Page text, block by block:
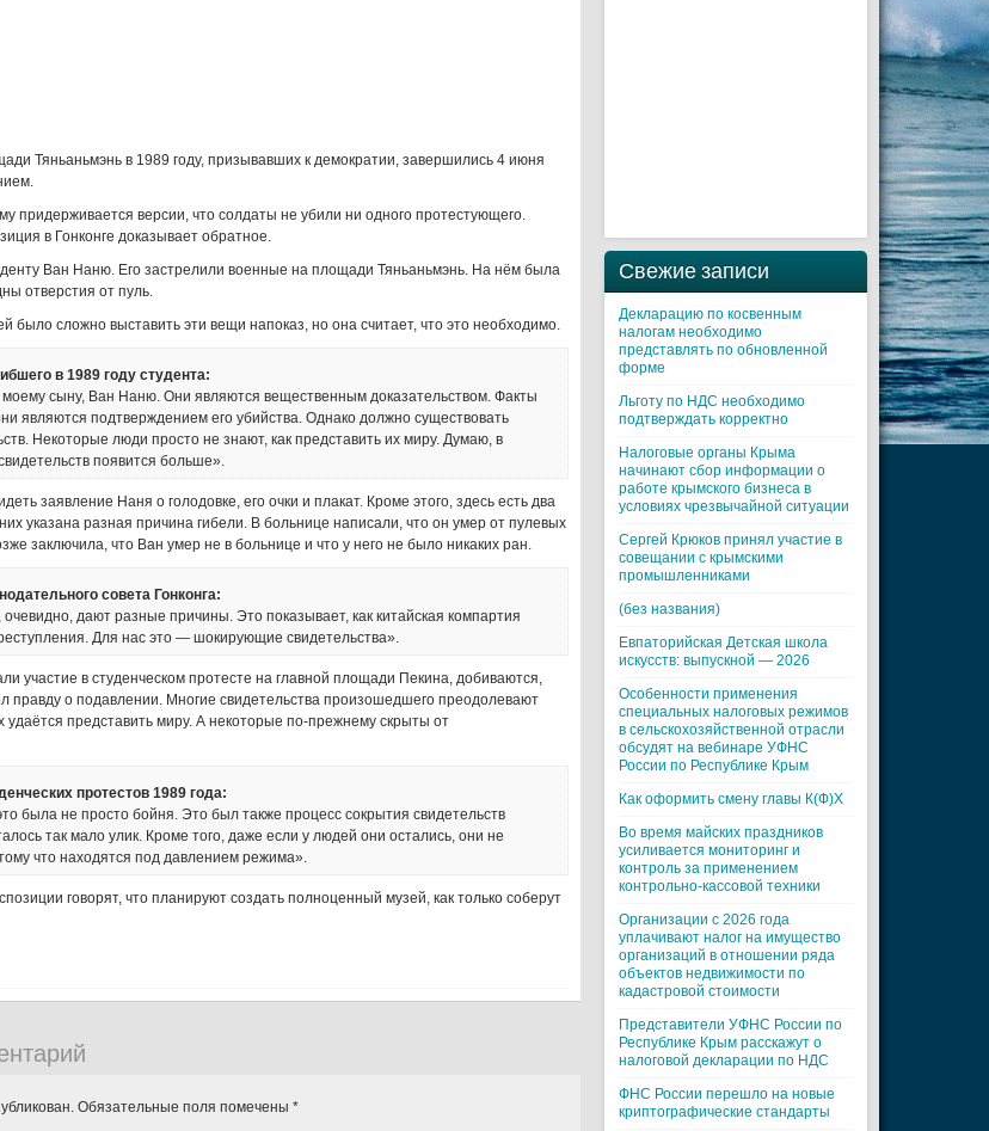
Тяньаньмэнь в 1989 году, призывавших к демократии, завершились 4 июня
придерживается версии, что солдаты не убили ни одного протестующего.
в Гонконге доказывает обратное.
Ван Наню. Его застрелили военные на площади Тяньаньмэнь. На нём была
отверстия от пуль.
было сложно выставить эти вещи напоказ, но она считает, что это необходимо.
в 1989 году студента:
сыну, Ван Наню. Они являются вещественным доказательством. Факты
являются подтверждением его убийства. Однако должно существовать
Некоторые люди просто не знают, как представить их миру. Думаю, в
появится больше».
заявление Наня о голодовке, его очки и плакат. Кроме этого, здесь есть два
указана разная причина гибели. В больнице написали, что он умер от пулевых
заключила, что Ван умер не в больнице и что у него не было никаких ран.
совета Гонконга:
дают разные причины. Это показывает, как китайская компартия
Для нас это — шокирующие свидетельства».
участие в студенческом протесте на главной площади Пекина, добиваются,
правду о подавлении. Многие свидетельства произошедшего преодолевают
удаётся представить миру. А некоторые по-прежнему скрыты от
протестов 1989 года:
была не просто бойня. Это был также процесс сокрытия свидетельств
так мало улик. Кроме того, даже если у людей они остались, они не
что находятся под давлением режима».
говорят, что планируют создать полноценный музей, как только соберут
Обязательные поля помечены *
Свежие записи
Декларацию по косвенным
налогам необходимо
представлять по обновленной
форме
Льготу по НДС необходимо
подтверждать корректно
Налоговые органы Крыма
начинают сбор информации о
работе крымского бизнеса в
условиях чрезвычайной ситуации
Cергей Крюков принял участие в
совещании с крымскими
промышленниками
(без названия)
Евпаторийская Детская школа
искусств: выпускной — 2026
Особенности применения
специальных налоговых режимов
в сельскохозяйственной отрасли
обсудят на вебинаре УФНС
России по Республике Крым
Как оформить смену главы К(Ф)Х
Во время майских праздников
усиливается мониторинг и
контроль за применением
контрольно-кассовой техники
Организации с 2026 года
уплачивают налог на имущество
организаций в отношении ряда
объектов недвижимости по
кадастровой стоимости
Представители УФНС России по
Республике Крым расскажут о
налоговой декларации по НДС
ФНС России перешло на новые
криптографические стандарты